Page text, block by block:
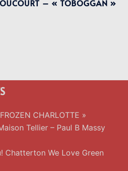
– « TOBOGGAN »
CHARLOTTE »
Tellier – Paul B Massy
Chatterton We Love Green